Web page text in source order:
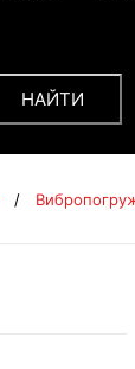
НАЙТИ
/